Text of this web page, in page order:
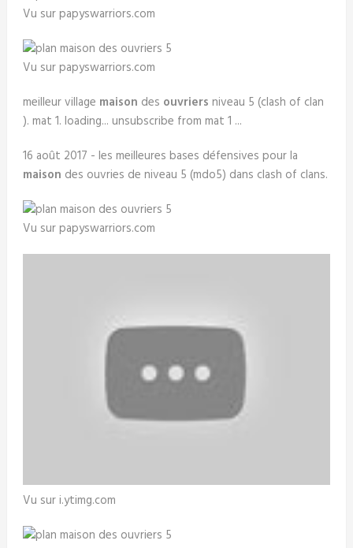
Vu sur papyswarriors.com
Vu sur papyswarriors.com
meilleur village maison des ouvriers niveau 5 (clash of clan
). mat 1. loading... unsubscribe from mat 1 ...
16 août 2017 - les meilleures bases défensives pour la
maison des ouvries de niveau 5 (mdo5) dans clash of clans.
Vu sur papyswarriors.com
Vu sur i.ytimg.com